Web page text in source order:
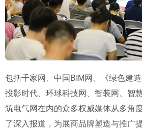
包括千家网、中国BIM网、《绿色建
投影时代、环球科技网、智装网、智
筑电气网在内的众多权威媒体从多角
了深入报道，为展商品牌塑造与推广